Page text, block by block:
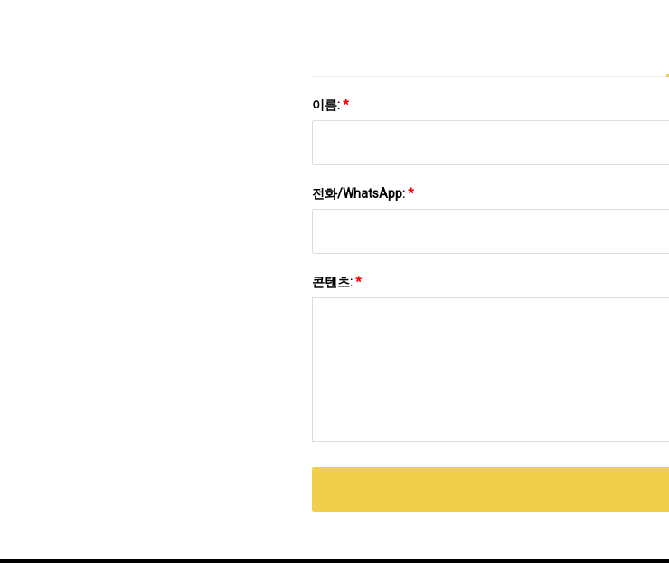
이름:*
전화/WhatsApp:*
콘텐츠:*